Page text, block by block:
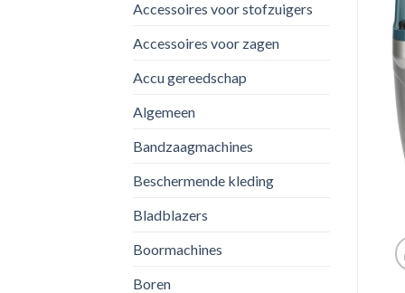
Accessoires voor stofzuigers
Accessoires voor zagen
Accu gereedschap
Algemeen
Bandzaagmachines
Beschermende kleding
Bladblazers
Boormachines
Boren